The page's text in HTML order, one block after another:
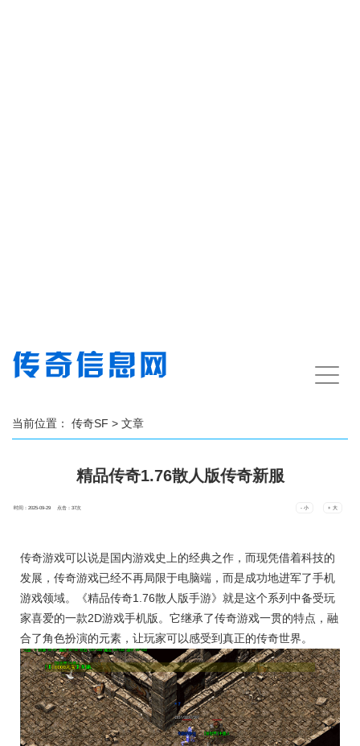
手
机
当前位置： 传奇SF > 文章
精品传奇1.76散人版传奇新服
时间：2025-09-29 点击：37次 - 小 + 大
传奇游戏可以说是国内游戏史上的经典之作，而现凭借着科技的
发展，传奇游戏已经不再局限于电脑端，而是成功地进军了手机
游戏领域。《精品传奇1.76散人版手游》就是这个系列中备受玩
家喜爱的一款2D游戏手机版。它继承了传奇游戏一贯的特点，融
合了角色扮演的元素，让玩家可以感受到真正的传奇世界。